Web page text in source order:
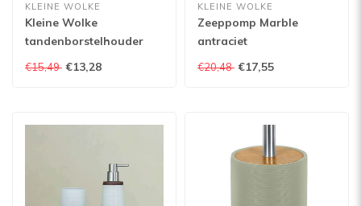
KLEINE WOLKE
Kleine Wolke
tandenborstelhouder
Daily
€15,49 €13,28
KLEINE WOLKE
Zeeppomp Marble
antraciet
€20,48 €17,55